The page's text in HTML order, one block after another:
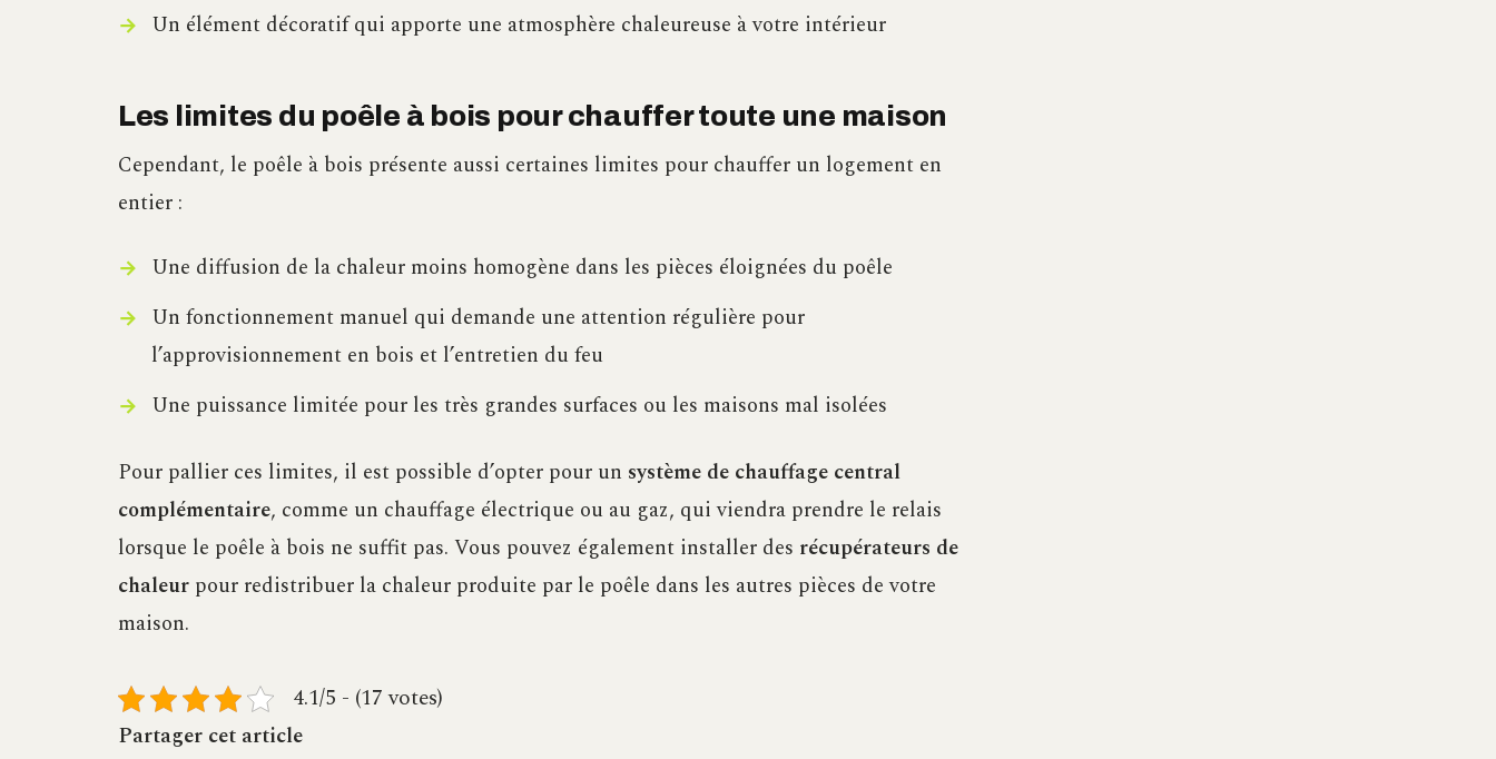
Un élément décoratif qui apporte une atmosphère chaleureuse à votre intérieur
Les limites du poêle à bois pour chauffer toute une maison
Cependant, le poêle à bois présente aussi certaines limites pour chauffer un logement en
entier :
Une diffusion de la chaleur moins homogène dans les pièces éloignées du poêle
Un fonctionnement manuel qui demande une attention régulière pour
l’approvisionnement en bois et l’entretien du feu
Une puissance limitée pour les très grandes surfaces ou les maisons mal isolées
Pour pallier ces limites, il est possible d’opter pour un système de chauffage central
complémentaire, comme un chauffage électrique ou au gaz, qui viendra prendre le relais
lorsque le poêle à bois ne suffit pas. Vous pouvez également installer des récupérateurs de
chaleur pour redistribuer la chaleur produite par le poêle dans les autres pièces de votre
maison.
4.1/5 - (17 votes)
Partager cet article